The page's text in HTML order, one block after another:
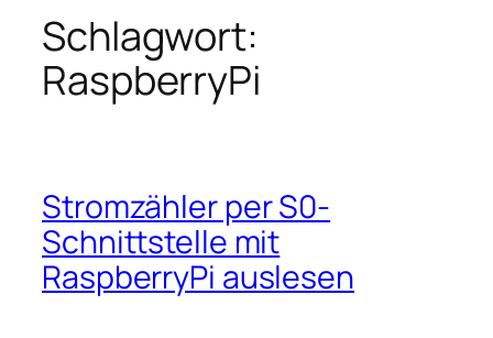
Schlagwort:
RaspberryPi
Stromzähler per S0-
Schnittstelle mit
RaspberryPi auslesen